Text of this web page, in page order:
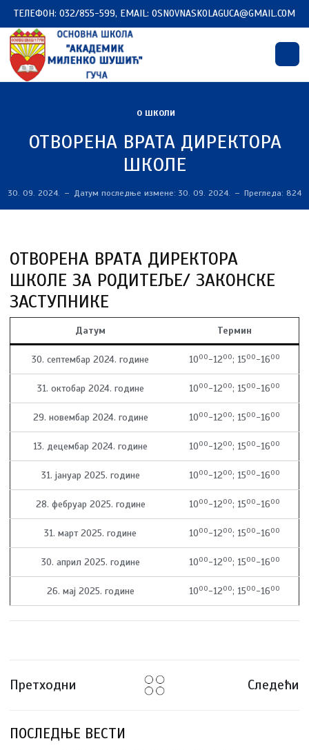
ТЕЛЕФОН: 032/855-599, EMAIL: OSNOVNASKOLAGUCA@GMAIL.COM
ОТВОРЕНА ВРАТА ДИРЕКТОРА
ШКОЛЕ
О ШКОЛИ
30. 09. 2024. Датум последње измене: 30. 09. 2024. Прегледа: 824
ОТВОРЕНА ВРАТА ДИРЕКТОРА
ШКОЛЕ ЗА РОДИТЕЉЕ/ ЗАКОНСКЕ
ЗАСТУПНИКЕ
Датум Термин
30. септембар 2024. године 1000-1200; 1500-1600
31. октобар 2024. године 1000-1200; 1500-1600
29. новембар 2024. године 1000-1200; 1500-1600
13. децембар 2024. године 1000-1200; 1500-1600
31. јануар 2025. године 1000-1200; 1500-1600
28. фебруар 2025. године 1000-1200; 1500-1600
31. март 2025. године 1000-1200; 1500-1600
30. април 2025. године 1000-1200; 1500-1600
26. мај 2025. године 1000-1200; 1500-1600
Претходни Следећи
ПОСЛЕДЊЕ ВЕСТИ